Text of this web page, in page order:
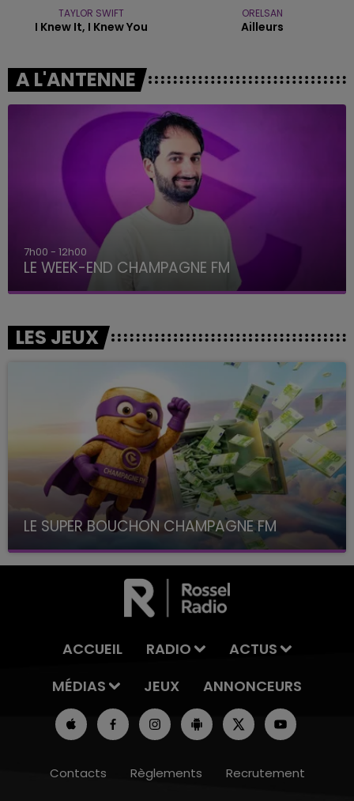
TAYLOR SWIFT
I Knew It, I Knew You
ORELSAN
Ailleurs
A L'ANTENNE
7h00 - 12h00
LE WEEK-END CHAMPAGNE FM
LES JEUX
LE SUPER BOUCHON CHAMPAGNE FM
avec La Famille Champagne FM, à 8H10
ACCUEIL RADIO
ACTUS
MÉDIAS
JEUX ANNONCEURS
Contacts Règlements
Recrutement